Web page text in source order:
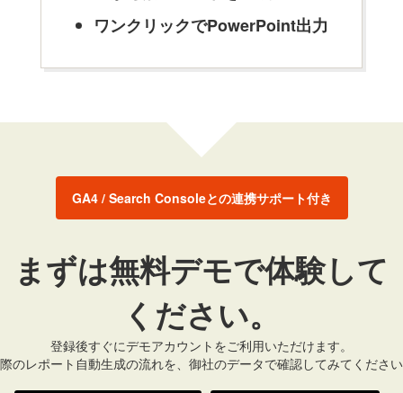
ワンクリックでPowerPoint出力
GA4 / Search Consoleとの連携サポート付き
まずは無料デモで体験して
ください。
登録後すぐにデモアカウントをご利用いただけます。
のレポート自動生成の流れを、御社のデータで確認してみてくださ